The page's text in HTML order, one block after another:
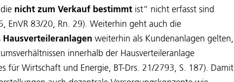
nicht zum Verkauf bestimmt ist“ nicht erfasst sind
EnVR 83/20, Rn. 29). Weiterhin geht auch die
Hausverteileranlagen weiterhin als Kundenanlagen gelten,
innerhalb der Hausverteileranlage
für Wirtschaft und Energie, BT-Drs. 21/2793, S. 187). Damit